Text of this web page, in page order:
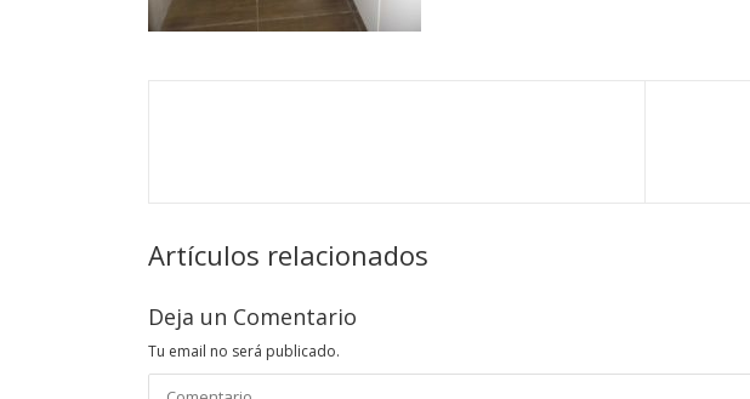
Artículos relacionados
Deja un Comentario
Tu email no será publicado.